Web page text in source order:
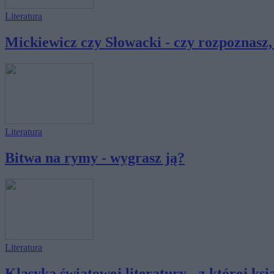
Literatura
Mickiewicz czy Słowacki - czy
Literatura
Bitwa na rymy - wygrasz ją?
Literatura